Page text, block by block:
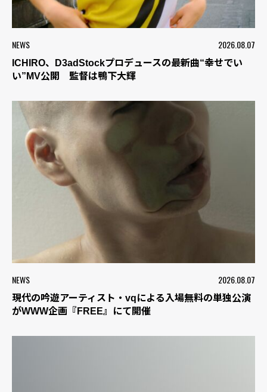
NEWS 2026.08.07
ICHIRO、D3adStockプロデュースの最新曲“幸せでい
い”MV公開 監督は鴨下大輝
NEWS 2026.08.07
現代の吟遊アーティスト・vqによる入場無料の単独公演
がWWW企画『FREE』にて開催